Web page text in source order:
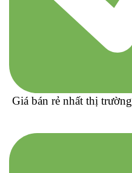
Giá bán rẻ nhất thị trường